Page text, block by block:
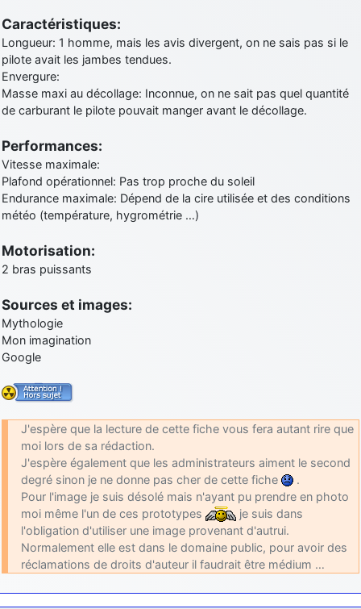
Caractéristiques:
Longueur: 1 homme, mais les avis divergent, on ne sais pas si le
pilote avait les jambes tendues.
Envergure:
Masse maxi au décollage: Inconnue, on ne sait pas quel quantité
de carburant le pilote pouvait manger avant le décollage.
Performances:
Vitesse maximale:
Plafond opérationnel: Pas trop proche du soleil
Endurance maximale: Dépend de la cire utilisée et des conditions
météo (température, hygrométrie …)
Motorisation:
2 bras puissants
Sources et images:
Mythologie
Mon imagination
Google
J'espère que la lecture de cette fiche vous fera autant rire que
moi lors de sa rédaction.
J'espère également que les administrateurs aiment le second
degré sinon je ne donne pas cher de cette fiche
.
Pour l'image je suis désolé mais n'ayant pu prendre en photo
moi même l'un de ces prototypes
je suis dans
l'obligation d'utiliser une image provenant d'autrui.
Normalement elle est dans le domaine public, pour avoir des
réclamations de droits d'auteur il faudrait être médium …